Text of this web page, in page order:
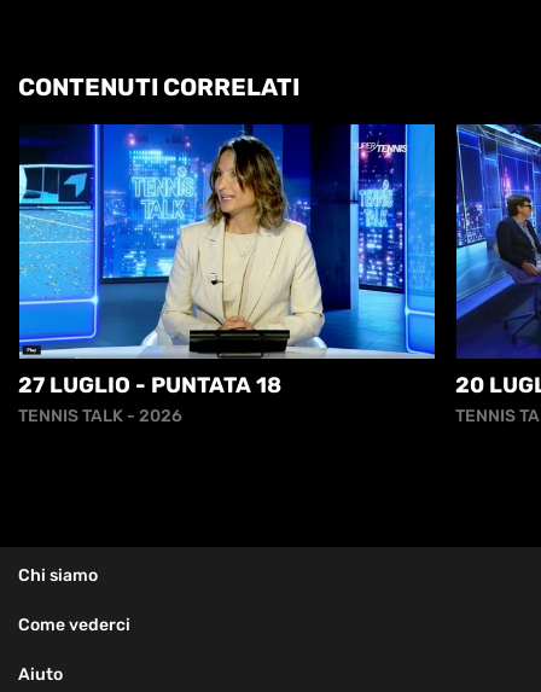
CONTENUTI CORRELATI
27 LUGLIO - PUNTATA 18
TENNIS TALK - 2026
20
TENNIS
Chi siamo
Come vederci
Aiuto